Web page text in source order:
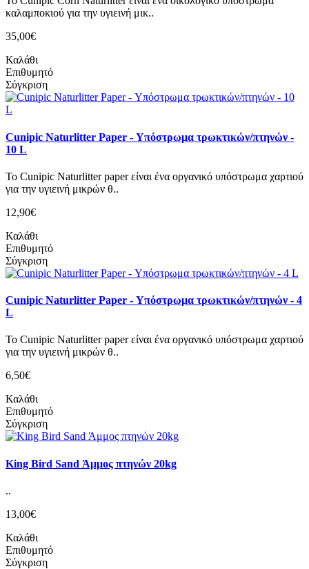
καλαμποκιού για την υγιεινή μικ..
35,00€
Καλάθι
Επιθυμητό
Σύγκριση
Cunipic Naturlitter Paper - Υπόστρωμα τρωκτικών/πτηνών -
10 L
Το Cunipic Naturlitter paper είναι ένα οργανικό υπόστρωμα χαρτιού
για την υγιεινή μικρών θ..
12,90€
Καλάθι
Επιθυμητό
Σύγκριση
Cunipic Naturlitter Paper - Υπόστρωμα τρωκτικών/πτηνών - 4
L
Το Cunipic Naturlitter paper είναι ένα οργανικό υπόστρωμα χαρτιού
για την υγιεινή μικρών θ..
6,50€
Καλάθι
Επιθυμητό
Σύγκριση
King Bird Sand Άμμος πτηνών 20kg
..
13,00€
Καλάθι
Επιθυμητό
Σύγκριση